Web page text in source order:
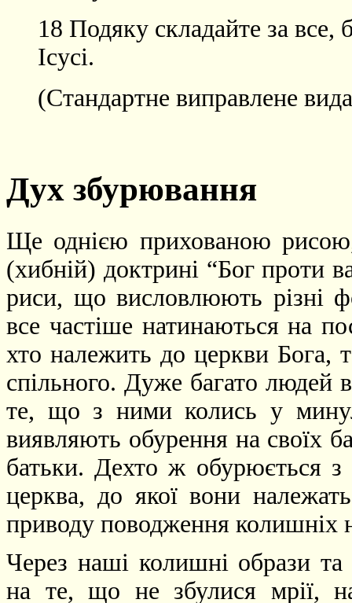
18 Подяку складайте за все,
Ісусі.
(Стандартне виправлене
Дух збурювання
Ще однією прихованою рисою,
(хибній) доктрині “Бог проти
риси, що висловлюють різні
все частіше натинаються на
хто належить до церкви Бога,
спільного. Дуже багато людей
те, що з ними колись у
виявляють обурення на своїх
батьки. Дехто ж обурюється
церква, до якої вони
приводу поводження колишніх
Через наші колишні образи та
на те, що не збулися мрії,